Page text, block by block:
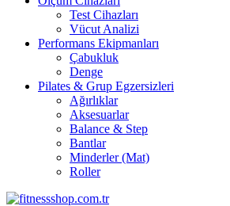
Test Cihazları
Vücut Analizi
Performans Ekipmanları
Çabukluk
Denge
Pilates & Grup Egzersizleri
Ağırlıklar
Aksesuarlar
Balance & Step
Bantlar
Minderler (Mat)
Roller